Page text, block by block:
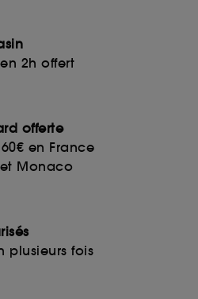
2h offert
offerte
en France
Monaco
plusieurs fois